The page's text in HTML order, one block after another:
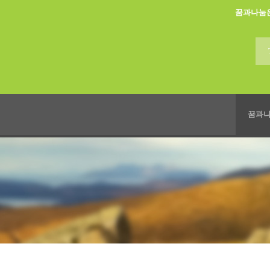
꿈과나눔
꿈과